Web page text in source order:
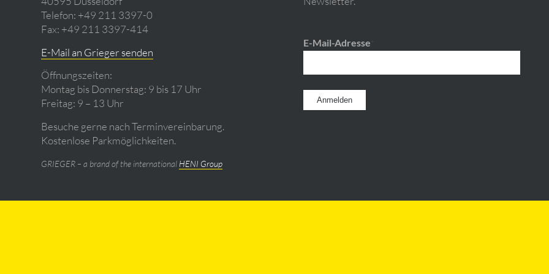
Telefon: +49 211 3397-0
Fax: +49 211 3397-414
E-Mail an Grieger senden
Öffnungszeiten:
Montag bis Donnerstag: 9 bis 17 Uhr
Freitag: 9 – 13 Uhr
Besuche gerne nach Terminvereinbarung.
Kostenlose Parkmöglichkeiten.
GRIEGER – a brand of the international HENI Group
E-Mail-Adresse